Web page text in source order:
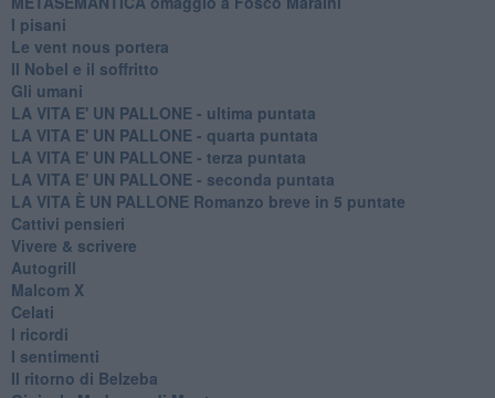
I pisani
Le vent nous portera
Il Nobel e il soffritto
Gli umani
LA VITA E' UN PALLONE - ultima puntata
LA VITA E' UN PALLONE - quarta puntata
LA VITA E' UN PALLONE - terza puntata
LA VITA E' UN PALLONE - seconda puntata
LA VITA È UN PALLONE Romanzo breve in 5 puntate
Cattivi pensieri
Vivere & scrivere
Autogrill
Malcom X
Celati
I ricordi
I sentimenti
Il ritorno di Belzeba